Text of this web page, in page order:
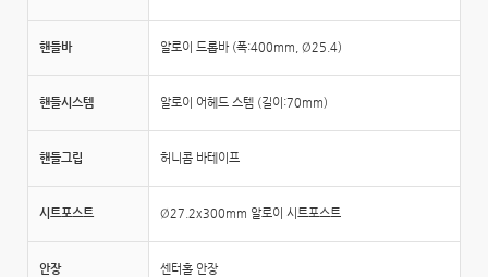
핸들바 알로이 드롭바 (폭:400mm, Ø25.4)
핸들시스템 알로이 어헤드 스템 (길이:70mm)
핸들그립 허니콤 바테이프
시트포스트 Ø27.2x300mm 알로이 시트포스트
안장 센터홀 안장